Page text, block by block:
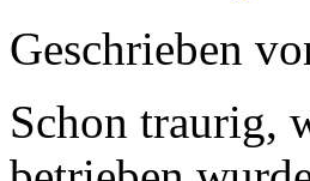
Geschrieben
Schon traurig,